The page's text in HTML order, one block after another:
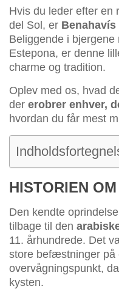
Hvis du leder efter en
del Sol, er Benahavís
Beliggende i
Estepona, er denne
charme og tradition.
Oplev med os, hvad
der erobrer enhver,
hvordan du får mest
HISTORIEN
Den kendte
tilbage til den
11. århundrede. Det
store befæstninger på
overvågningspunkt,
kysten.